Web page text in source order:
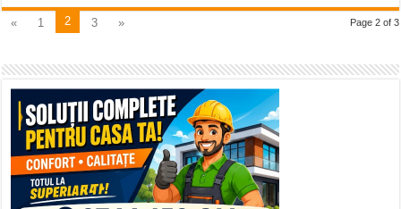
Page 2 of 3
« 1 2 3 »